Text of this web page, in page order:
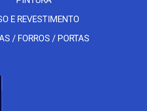
E REVESTIMENTO
/ FORROS / PORTAS